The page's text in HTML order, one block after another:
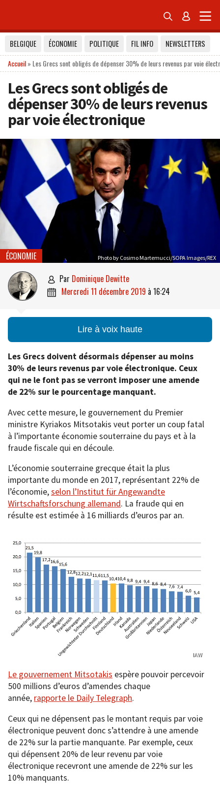
 
BELGIQUE ÉCONOMIE POLITIQUE FIL INFO
NEWSLETTERS
Accueil» Les Grecs sont obligés de dépenser 30% de leurs revenus par voie
Les Grecs sont obligés de
dépenser 30% de leurs revenus
par voie électronique
Photo by Cosimo Martemucci/SOPA Images/REX
ÉCONOMIE
 par Dominique Dewitte
 mercredi 11 décembre 2019 à 16:24
Lire à voix haute
Les Grecs doivent désormais dépenser au moins
30% de leurs revenus par voie électronique. Ceux
qui ne le font pas se verront imposer une amende
de 22% sur le pourcentage manquant.
Avec cette mesure, le gouvernement du Premier
ministre Kyriakos Mitsotakis veut porter un coup fatal
à l’importante économie souterraine du pays et à la
fraude fiscale qui en découle.
L’économie souterraine grecque était la plus
importante du monde en 2017, représentant 22% de
l’économie,selon l’Institut für Angewandte
Wirtschaftsforschung allemand. La fraude qui en
résulte est estimée à 16 milliards d’euros par an.
IAW
Le gouvernement Mitsotakis espère pouvoir percevoir
500 millions d’euros d’amendes chaque
année, rapporte le Daily Telegraph.
Ceux qui ne dépensent pas le montant requis par voie
électronique peuvent donc s’attendre à une amende
de 22% sur la partie manquante. Par exemple, ceux
qui dépensent 20% de leur revenu par voie
électronique recevront une amende de 22% sur les
10% manquants.